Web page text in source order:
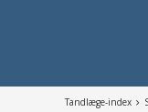
Tandlæge-index